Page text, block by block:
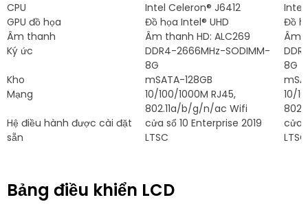
CPU Intel Celeron® J6412
GPU đồ họa
Đồ họa Intel® UHD
Đồ
Âm thanh
Âm thanh HD: ALC269
Âm
Ký ức
DDR4-2666MHz-SODIMM-
8G
8G
Kho
mSATA-128GB
Mạng
10/100/1000M RJ45,
802.11a/b/g/n/ac Wifi
10/
Hệ điều hành được cài đặt
sẵn
cửa sổ 10Enterprise 2019
LTSC
cửa
LTSC
Bảng điều khiển LCD